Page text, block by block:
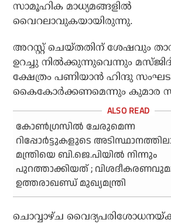
സാമൂഹിക മാധ്യമങ്ങളില്‍
വൈറലാവുകയായിരുന്നു.
അറസ്റ്റ് ചെയ്തതിന് ശേഷവും
ഉറച്ചു നില്‍ക്കുന്നുവെന്നും
ക്ഷേത്രം പണിയാന്‍ ഹിന്ദു
കൈകോര്‍ക്കണമെന്നും കുമാര
കോണ്‍ഗ്രസില്‍ ചേരുമെന്ന
റിപ്പോര്‍ട്ടുകളുടെ
മന്ത്രിയെ ബി.ജെ.പിയില്‍ നിന്നും
പുറത്താക്കിയത് ;
ഉത്തരാഖണ്ഡ് മുഖ്യമന്ത്രി
ചൊവ്വാഴ്ച